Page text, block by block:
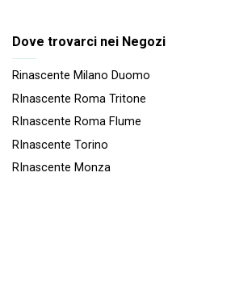
Dove trovarci nei Negozi
Rinascente Milano Duomo
RInascente Roma Tritone
RInascente Roma FIume
RInascente Torino
RInascente Monza